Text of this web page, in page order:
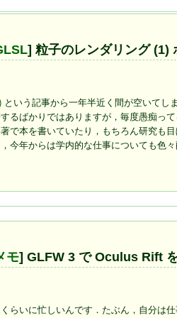
] 粒子のレンダリング (1)
という記事から一年半近く間が空いてし
るばかりではありますが，毎度愚痴っ
で本を書いていたり，もちろん研究も
今年からは学内的な仕事についても色
モ] GLFW 3 で Oculus Rift
らいに忙しいんです．たぶん，自分は